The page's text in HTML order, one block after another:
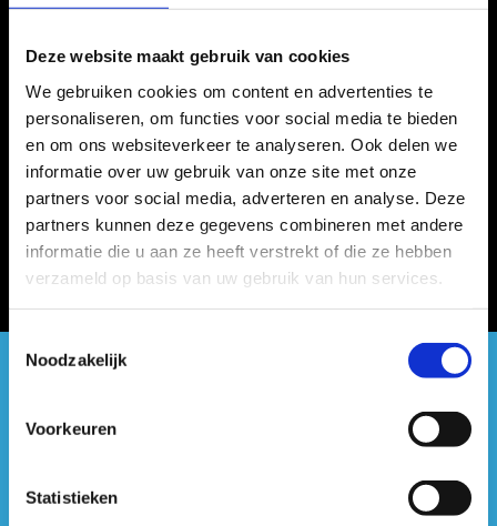
Deze website maakt gebruik van cookies
We gebruiken cookies om content en advertenties te
personaliseren, om functies voor social media te bieden
en om ons websiteverkeer te analyseren. Ook delen we
informatie over uw gebruik van onze site met onze
partners voor social media, adverteren en analyse. Deze
partners kunnen deze gegevens combineren met andere
informatie die u aan ze heeft verstrekt of die ze hebben
verzameld op basis van uw gebruik van hun services.
Toestemmingsselectie
Noodzakelijk
Voorkeuren
Statistieken